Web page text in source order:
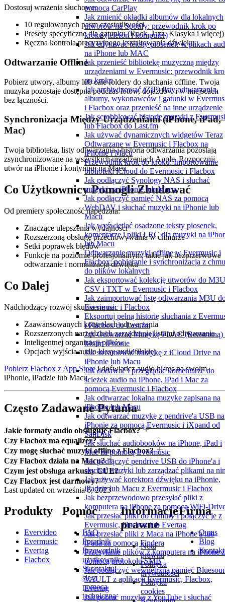
pomocą CarPlay
Jak zmienić okładki albumów dla lokalnych
utworów na Spotify: przewodnik krok po
kroku (telefon i komputer)
Jak edytować teksty piosenek w plikach
na iPhone lub MAC
Jak przenieść bibliotekę muzyczną między
urządzeniami w Evermusic: przewodnik
po kroku
Jak archiwizować (ZIP) listy odtwarzania,
albumy, wykonawców i gatunki w
i Flacbox oraz przenieść na inne urządzenie
Jak scrobblować historię muzyki z
lub Flacbox do Last.fm
Jak używać dynamicznych widgetów Teraz
Odtwarzane w Evermusic i Flacbox na
iPhonie i Macu
Przewodnik krok po kroku: Importowanie
biblioteki iCloud do Evermusic i Flacbox
Jak podłączyć Synology NAS i słuchać
muzyki na iPhonie lub Macu
Jak podłączyć pamięć NAS za pomocą
WebDAV i słuchać muzyki na iPhonie lub
Macu
Jak wyświetlać osadzone teksty piosenek,
komentarze i pliki LRC dla muzyki na
lub Macu
Odtwarzanie muzyki offline w Evermusic i
Flacbox: pobieranie i synchronizacja z
do plików lokalnych
Jak eksportować kolekcję utworów do
CSV i TXT w Evermusic i Flacbox
Jak zaimportować listę odtwarzania M3U
Evermusic i Flacbox
Eksportuj pełną historię słuchania z
i Flacbox do Last.fm
Jak Odtwarzać Muzykę FLAC (Bezstratną)
Moim iPhonie
Jak streamować muzykę z iCloud Drive na
iPhonie lub Macu
Jak dodawać i przeglądać komentarze do
ścieżek audio na iPhone, iPad i Mac za
pomocą Evermusic i Flacbox
Jak odtwarzac lokalna muzyke zapisana na
iPhonie lub Macu
Jak odtwarzać muzykę z pendrive'a USB na
iPhonie za pomocą Evermusic i iXpand od
SanDisk
Jak słuchać audiobooków na iPhone, iPad i
Mac za pomocą Evermusic
Jak podłączyć pendrive USB do iPhone'a i
słuchać muzyki lub zarządzać plikami na
Jak używać korektora dźwięku na iPhonie,
iPadzie lub Macu z Evermusic i Flacbox
Jak bezprzewodowo przesyłać pliki z
komputera na iPhone za pomocą WiFi-
Jak przesłać pliki do chmury i połączyć je z
Evermusic, Flacbox lub Evertag
Jak przesłać pliki z Maca na iPhone'a lub
iPada za pomocą Findera
Przesyłanie plików z komputera na iPhone
pomocą protokołu SMB
Jak podłączyć wewnętrzną pamięć
VAULT z aplikacji Evermusic, Flacbox,
Evertag
Jak pobrać muzykę z YouTube i słuchać
Dostosuj wrażenia słuchowe:
10 regulowanych pasm częstotliwości
Presety specyficzne dla gatunku (Rock, Jazz, Klasyka i więcej)
Ręczna kontrola precyzyjnego kształtowania dźwięku
Odtwarzanie Offline
Pobierz utwory, albumy lub całe foldery do słuchania offline. Twoja
muzyka pozostaje dostępna podczas lotów, dojazdów i w miejscach
bez łączności.
Synchronizacja Między Urządzeniami (iPhone, iPad,
Mac)
Twoja biblioteka, listy odtwarzania i historia odtwarzania pozostają
zsynchronizowane na wszystkich urządzeniach Apple. Rozpocznij
utwór na iPhonie i kontynuuj na Macu.
Co Użytkownicy Pomogli Zbudować
Od premiery społeczność napędzała:
Znaczące ulepszenia wydajności
Rozszerzoną obsługę przechowywania w chmurze
Setki poprawek błędów
Funkcje na poziomie profesjonalnym, takie jak bezprzerwowe
odtwarzanie i normalizacja dźwięku
Co Dalej
Nadchodzący rozwój skupia się na:
Zaawansowanych kontrolach odtwarzania
Rozszerzonych narzędziach zarządzania listami odtwarzania
Inteligentnej organizacji plików
Opcjach wyjścia audio klasy audiofilskiej
Pobierz Flacbox z App Storei doświadcz audio hi-res na swoim
iPhonie, iPadzie lub Macu.
Często Zadawane Pytania
Jakie formaty audio obsługuje Flacbox?
Czy Flacbox ma equalizer?
Czy mogę słuchać muzyki offline z Flacbox?
Czy Flacbox działa na Macu?
Czym jest obsługa arkuszy CUE?
Czy Flacbox jest darmowy?
Last updated on września 6, 2023
Produkty
Evervideo
Evermusic
Evertag
Flacbox
Pomoc
FAQ
Poradnik
Przewodnik
użytkownika
Skontaktuj
się z
pomocą
techniczną
Informacje
prawne
Nota
prawna
Polityka
prywatności
Polityka
cookies
Firma
O nas
Blog
Kontakt